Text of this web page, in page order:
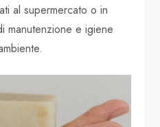
al supermercato o in
manutenzione e igiene